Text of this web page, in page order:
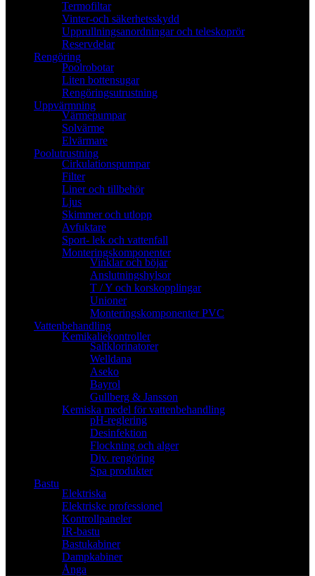
Termofiltar
Vinter-och säkerhetsskydd
Upprullningsanordningar och teleskoprör
Reservdelar
Rengöring
Poolrobotar
Liten bottensugar
Rengöringsutrustning
Uppvärmning
Värmepumpar
Solvärme
Elvärmare
Poolutrustning
Cirkulationspumpar
Filter
Liner och tillbehör
Ljus
Skimmer och utlopp
Avfuktare
Sport- lek och vattenfall
Monteringskomponenter
Vinklar och böjar
Anslutningshylsor
T / Y och korskopplingar
Unioner
Monteringskomponenter PVC
Vattenbehandling
Kemikaliekontroller
Saltklorinatorer
Welldana
Aseko
Bayrol
Gullberg & Jansson
Kemiska medel för vattenbehandling
pH-reglering
Desinfektion
Flockning och alger
Div. rengöring
Spa produkter
Bastu
Elektriska
Elektriske professionel
Kontrollpaneler
IR-bastu
Bastukabiner
Dampkabiner
Ånga